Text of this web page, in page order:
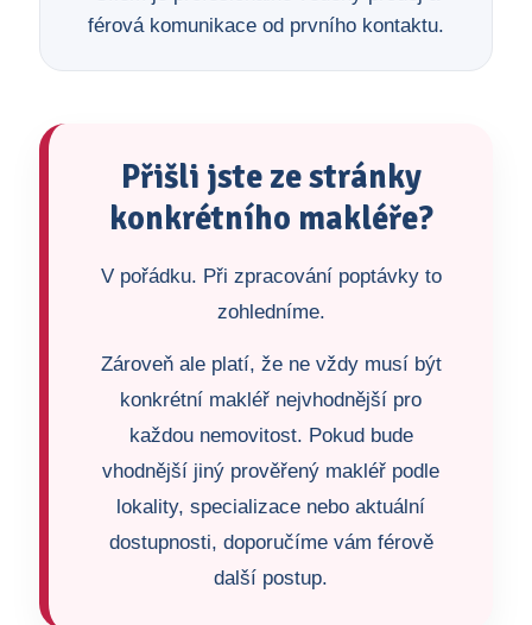
férová komunikace od prvního kontaktu.
Přišli jste ze stránky
konkrétního makléře?
V pořádku. Při zpracování poptávky to
zohledníme.
Zároveň ale platí, že ne vždy musí být
konkrétní makléř nejvhodnější pro
každou nemovitost. Pokud bude
vhodnější jiný prověřený makléř podle
lokality, specializace nebo aktuální
dostupnosti, doporučíme vám férově
další postup.